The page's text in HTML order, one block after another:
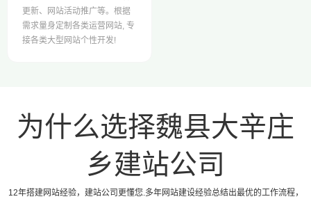
更新、网站活动推广等。根据
需求量身定制各类运营网站, 专
接各类大型网站个性开发!
为什么选择魏县大辛庄
乡建站公司
12年搭建网站经验，建站公司更懂您.多年网站建设经验总结出最优的工作流程，